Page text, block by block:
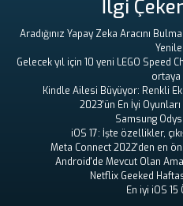
İlgi
Aradığınız Yapay Zeka Aracını
Gelecek yıl için 10 yeni LEGO
ortaya
Kindle Ailesi Büyüyor: Renkli
2023'ün En İyi Oyunları
Samsung
iOS 17: İşte özellikler,
Meta Connect 2022'den en
Android'de Mevcut Olan
Netflix Geeked
En iyi iOS